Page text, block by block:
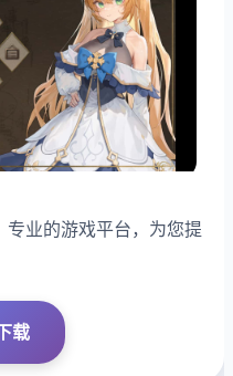
业的游戏平台，为您提
载